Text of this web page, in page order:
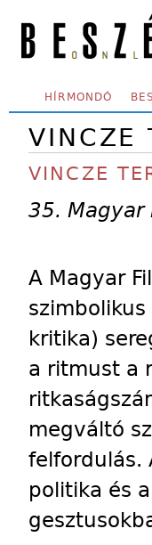
SECONDARY MENU
HÍRMONDÓ
VINCZE
VINCZE
35. Magyar
A Magyar
kritika)
a ritmust a
megváltó
felfordulás.
politika és